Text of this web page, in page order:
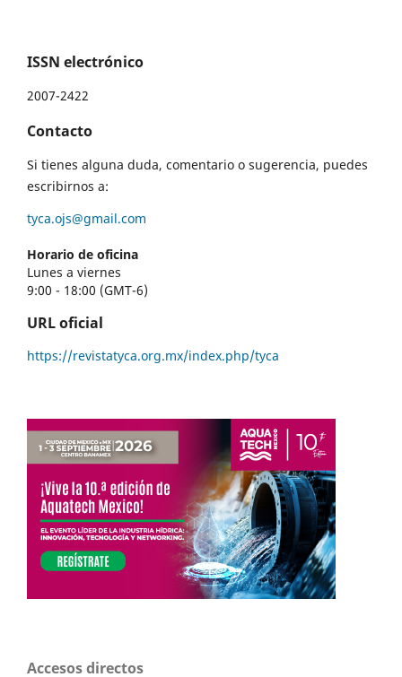
ISSN electrónico
2007-2422
Contacto
Si tienes alguna duda, comentario o sugerencia, puedes
escribirnos a:
tyca.ojs@gmail.com
Horario de oficina
Lunes a viernes
9:00 - 18:00 (GMT-6)
URL oficial
https://revistatyca.org.mx/index.php/tyca
Accesos directos